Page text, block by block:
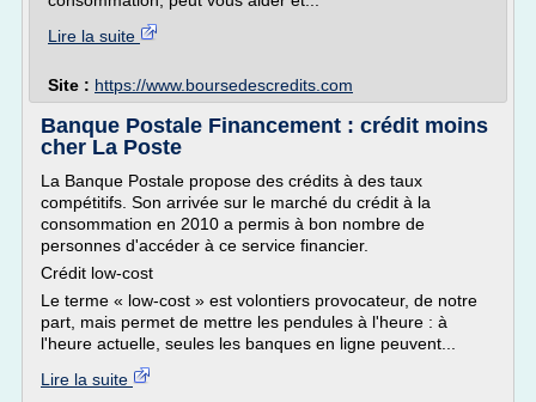
Lire la suite
Site : https://www.boursedescredits.com
Banque Postale Financement : crédit moins
cher La Poste
La Banque Postale propose des crédits à des taux
compétitifs. Son arrivée sur le marché du crédit à la
consommation en 2010 a permis à bon nombre de
personnes d'accéder à ce service financier.
Crédit low-cost
Le terme « low-cost » est volontiers provocateur, de notre
part, mais permet de mettre les pendules à l'heure : à
l'heure actuelle, seules les banques en ligne peuvent...
Lire la suite